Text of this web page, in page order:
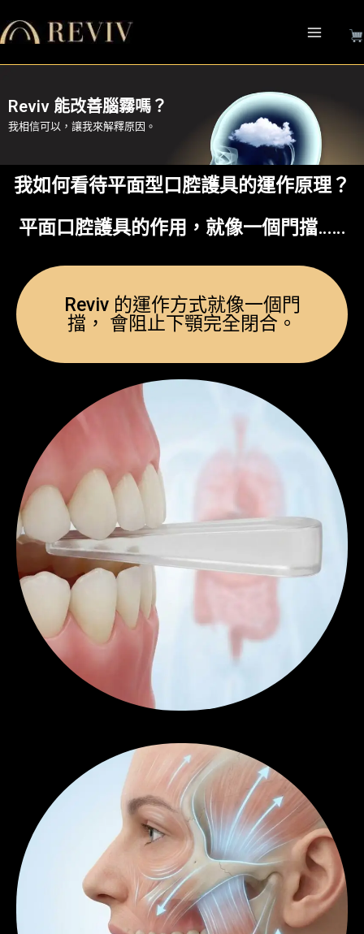
至
主
要
容Reviv 能改善腦霧嗎？
我相信可以，讓我來解釋原因。
我如何看待平面型口腔護具的運作原理？
平面口腔護具的作用，就像一個門擋……
Reviv 的運作方式就像一個門
擋， 會阻止下顎完全閉合。